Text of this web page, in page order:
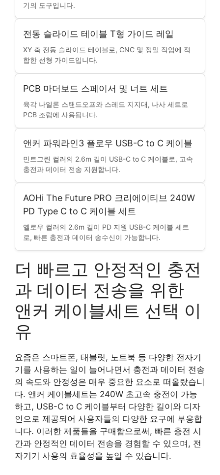
기의 도구입니다.
전동 슬라이드 테이블 T형 가이드 레일
XY 축 전동 슬라이드 테이블로, CNC 및 정밀 작업에 적
합한 선형 가이드입니다.
PCB 마더보드 스페이서 및 너트 세트
육각 나일론 스탠드오프와 스레드 지지대, 나사 세트로
PCB 조립에 사용됩니다.
앤커 파워라인3 플로우 USB-C to C 케이블
민트그린 컬러의 2.6m 길이 USB-C to C 케이블로, 고속
충전과 데이터 전송 지원합니다.
AOHi The Future PRO 크리에이티브 240W
PD Type C to C 케이블 세트
옐로우 컬러의 2.6m 길이 PD 지원 USB-C 케이블 세트
로, 빠른 충전과 데이터 송수신이 가능합니다.
더 빠르고 안정적인 충전
과 데이터 전송을 위한
앤커 케이블세트 선택 이
유
요즘은 스마트폰, 태블릿, 노트북 등 다양한 전자기
기를 사용하는 일이 늘어나면서 충전과 데이터 전송
의 속도와 안정성은 매우 중요한 요소로 떠올랐습니
다. 앤커 케이블세트는 240W 초고속 충전이 가능
하고, USB-C to C 케이블부터 다양한 길이와 디자
인으로 제공되어 사용자들의 다양한 요구에 부응합
니다. 이러한 제품들을 구매함으로써, 빠른 충전 시
간과 안정적인 데이터 전송을 경험할 수 있으며, 전
자기기 사용의 효율성을 높일 수 있습니다.